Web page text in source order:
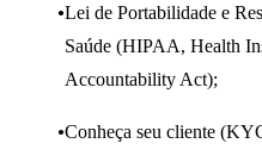
Lei de Portabilidade e
Saúde (HIPAA, Health
Accountability Act);
Conheça seu cliente